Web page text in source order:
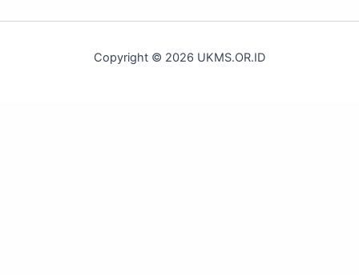
Copyright © 2026 UKMS.OR.ID